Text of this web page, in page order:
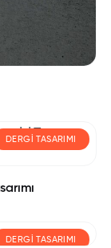
DERGI TASARIMI
DERGI TASARIMI